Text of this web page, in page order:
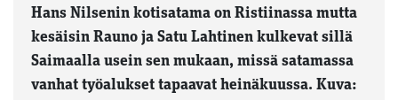
Hans Nilsenin kotisatama on Ristiinassa mutta
kesäisin Rauno ja Satu Lahtinen kulkevat sillä
Saimaalla usein sen mukaan, missä satamassa
vanhat työalukset tapaavat heinäkuussa. Kuva: